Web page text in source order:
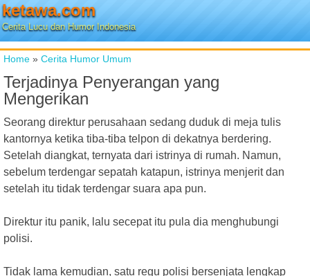
ketawa.com
Cerita Lucu dan Humor Indonesia
Home » Cerita Humor Umum
Terjadinya Penyerangan yang
Mengerikan
Seorang direktur perusahaan sedang duduk di meja tulis
kantornya ketika tiba-tiba telpon di dekatnya berdering.
Setelah diangkat, ternyata dari istrinya di rumah. Namun,
sebelum terdengar sepatah katapun, istrinya menjerit dan
setelah itu tidak terdengar suara apa pun.
Direktur itu panik, lalu secepat itu pula dia menghubungi
polisi.
Tidak lama kemudian, satu regu polisi bersenjata lengkap